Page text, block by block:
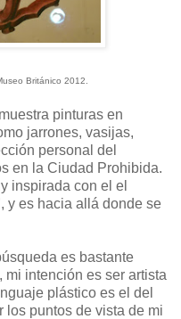
Británico 2012.
pinturas en
jarrones, vasijas,
personal del
en la Ciudad Prohibida.
inspirada con el el
y es hacia allá donde se
es bastante
mi intención es ser artista
plástico es el del
los puntos de vista de mi